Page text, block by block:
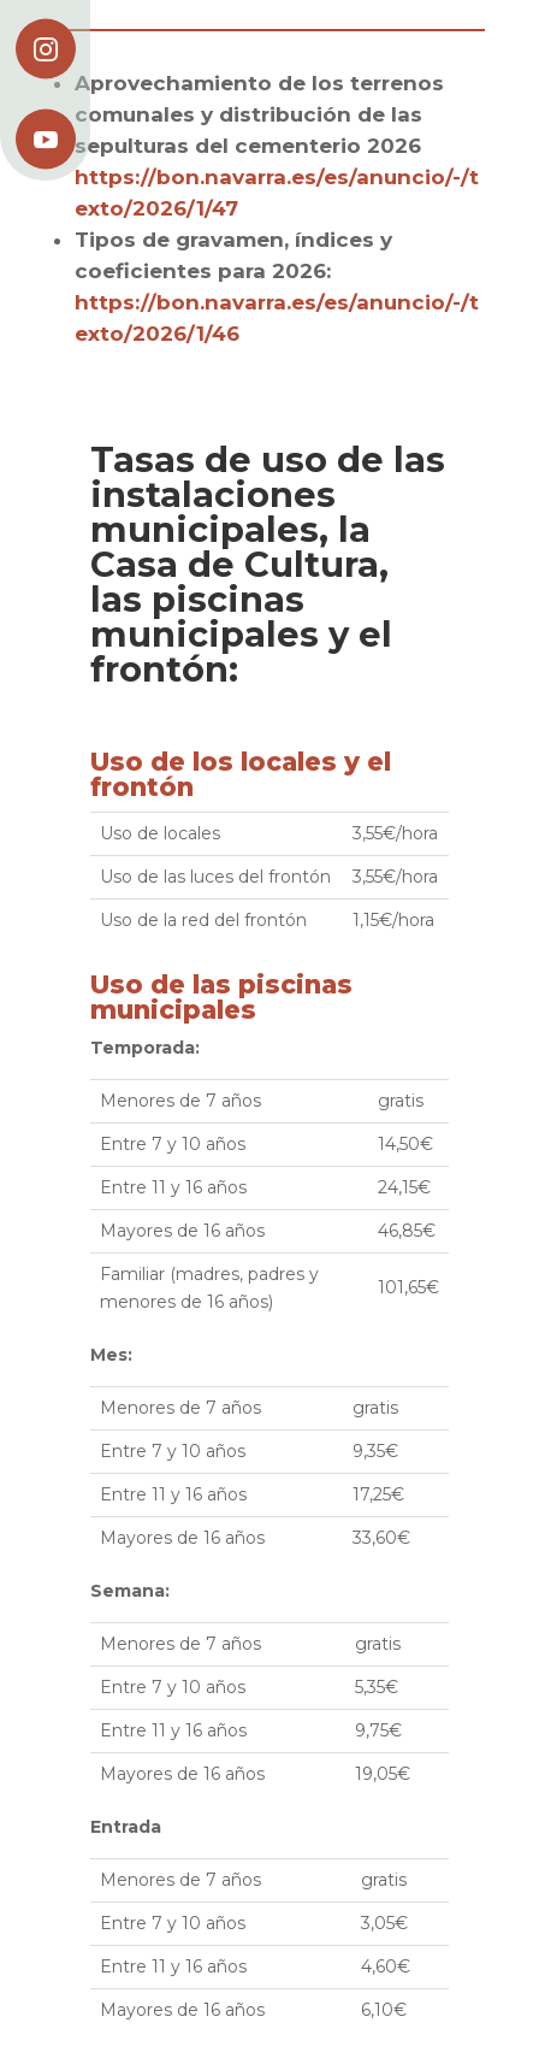


Aprovechamiento de los terrenos
comunales y distribución de las
sepulturas del cementerio 2026
https://bon.navarra.es/es/anuncio/-/t
exto/2026/1/47
Tipos de gravamen, índices y
coeficientes para 2026:
https://bon.navarra.es/es/anuncio/-/t
exto/2026/1/46
Tasas de uso de las
instalaciones
municipales, la
Casa de Cultura,
las piscinas
municipales y el
frontón:
Uso de los locales y el
frontón
Uso de locales
3,55€/hora
Uso de las luces del frontón
3,55€/hora
Uso de la red del frontón
1,15€/hora
Uso de las piscinas
municipales
Temporada:
Menores de 7 años
gratis
Entre 7 y 10 años
14,50€
Entre 11 y 16 años
24,15€
Mayores de 16 años
46,85€
Familiar (madres, padres y
menores de 16 años)
101,65€
Mes:
Menores de 7 años
gratis
Entre 7 y 10 años
9,35€
Entre 11 y 16 años
17,25€
Mayores de 16 años
33,60€
Semana:
Menores de 7 años
gratis
Entre 7 y 10 años
5,35€
Entre 11 y 16 años
9,75€
Mayores de 16 años
19,05€
Entrada
Menores de 7 años
gratis
Entre 7 y 10 años
3,05€
Entre 11 y 16 años
4,60€
Mayores de 16 años
6,10€